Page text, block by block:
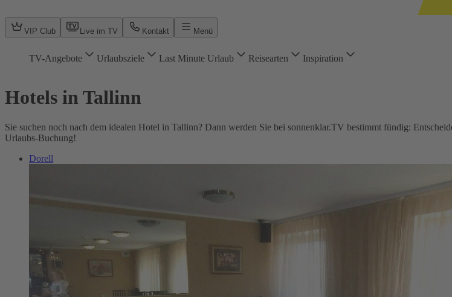
VIP Club Live im TV Kontakt Menü
TV-Angebote Urlaubsziele Last Minute Urlaub Reisearten Inspiration
Hotels in Tallinn
Sie suchen noch nach dem idealen Hotel in Tallinn? Dann werden Sie bei sonnenklar.TV bestimmt fündig:
Urlaubs-Buchung!
Dorell